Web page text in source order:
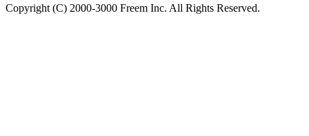
Copyright (C) 2000-3000 Freem Inc. All Rights Reserved.